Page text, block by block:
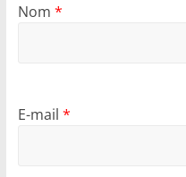
Nom *
E-mail *